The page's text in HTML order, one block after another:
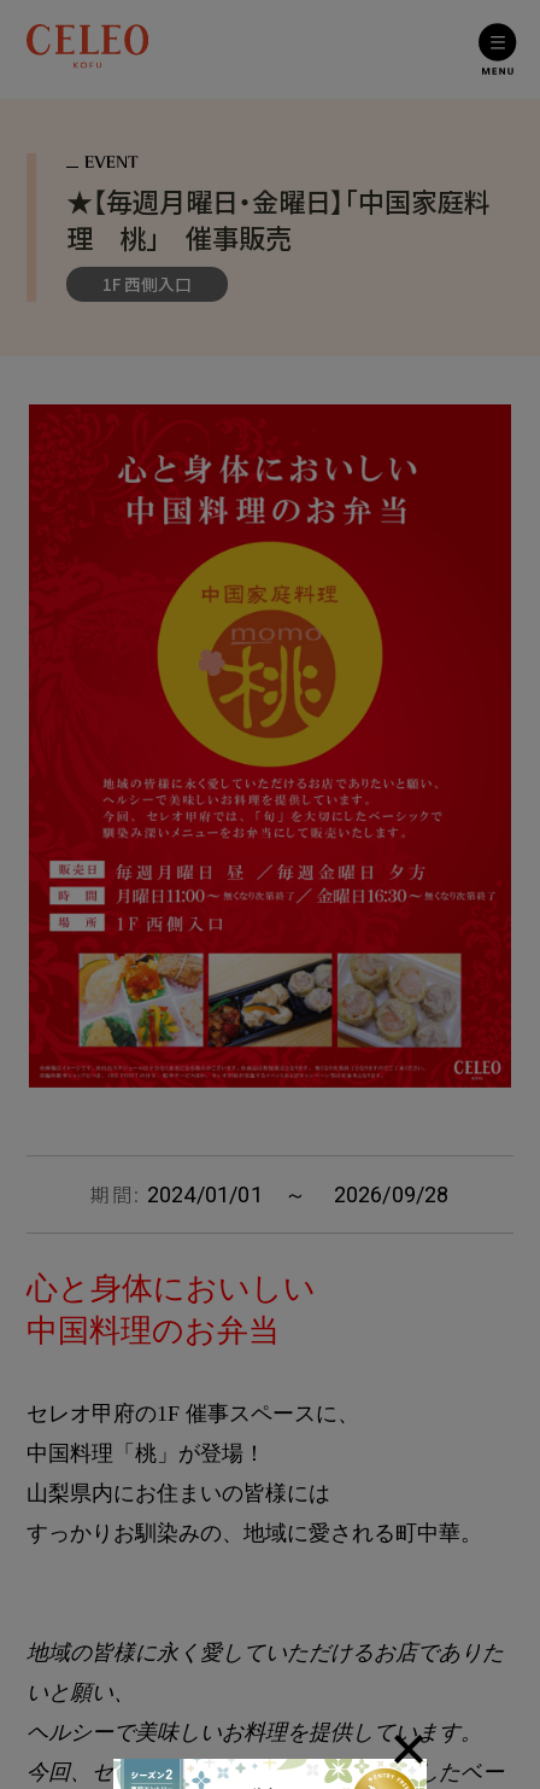
★【毎週月曜日・金曜日】「中国家庭料
理 桃」 催事販売
1F 西側入口
期間: 2024/01/01 ～ 2026/09/28
心と身体においしい
中国料理のお弁当
セレオ甲府の1F 催事スペースに、
中国料理「桃」が登場！
山梨県内にお住まいの皆様には
すっかりお馴染みの、地域に愛される町中華。
地域の皆様に永く愛していただけるお店でありた
いと願い、
ヘルシーで美味しいお料理を提供しています。
今回、セレオ甲府では、「旬」を大切にしたベー